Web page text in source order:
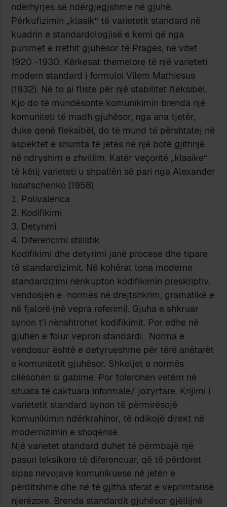
ndërhyrjes së ndërgjegjshme në gjuhë.
Përkufizimin „klasik“ të varietetit standard në
kuadrin e standardologjisë e kemi që nga
punimet e rrethit gjuhësor të Pragës, në vitet
1920 -1930. Kërkesat themelore të një varieteti
modern standard i formuloi Vilem Mathiesus
(1932). Në to ai fliste për një stabilitet fleksibël.
Kjo do të mundësonte komunikimin brenda një
komuniteti të madh gjuhësor, nga ana tjetër,
duke qenë fleksibël, do të mund të përshtatej në
aspektet e shumta të jetës në një botë gjithnjë
në ndryshim e zhvillim. Katër veçoritë „klasike“
të këtij varieteti u shpallën së pari nga Alexander
Issatschenko (1958)
Polivalenca
Kodifikimi
Detyrimi
Diferencimi stilistik
Kodifikimi dhe detyrimi janë procese dhe tipare
të standardizimit. Në kohërat tona moderne
standardizimi nënkupton kodifikimin preskriptiv,
vendosjen e normës në drejtshkrim, gramatikë e
në fjalorë (në vepra referimi). Gjuha e shkruar
synon t’i nënshtrohet kodifikimit. Por edhe në
gjuhën e folur vepron standardi. Norma e
vendosur është e detyrueshme për tërë anëtarët
e komunitetit gjuhësor. Shkeljet e normës
cilësohen si gabime. Por tolerohen vetëm në
situata të caktuara informale/ jozyrtare. Krijimi i
varietetit standard synon të përmirësojë
komunikimin ndërkrahinor, të ndikojë direkt në
modernizimin e shoqërisë.
Një varietet standard duhet të përmbajë një
pasuri leksikore të diferencuar, që të përdoret
sipas nevojave komunikuese në jetën e
përditshme dhe në të gjitha sferat e veprimtarisë
njerëzore. Brenda standardit gjuhësor gjëllijnë